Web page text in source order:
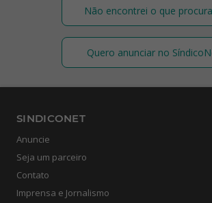
Não encontrei o que
Quero anunciar no
SINDICONET
Anuncie
Seja um parceiro
Contato
Imprensa e Jornalismo